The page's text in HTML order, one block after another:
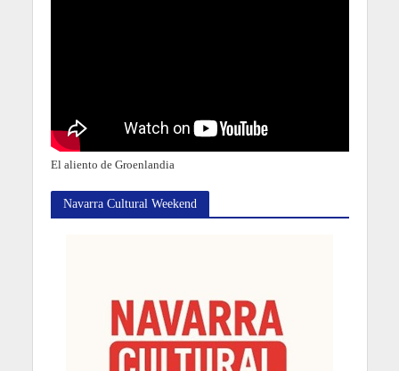
El aliento de Groenlandia
Navarra Cultural Weekend